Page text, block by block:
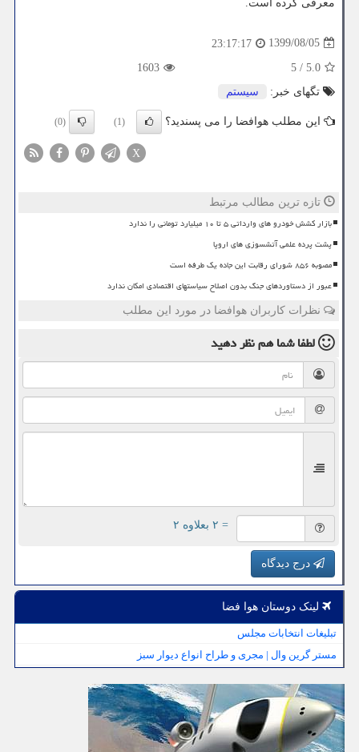
معرفی کرده است.
1399/08/05
23:17:17
5.0
/
5
1603
تگهای خبر:
سیستم
این مطلب هوافضا را می پسندید؟ (1)
(0)
X
تازه ترین مطالب مرتبط
بازار کشش خودرو های وارداتی ۵ تا ۱۰ میلیارد تومانی را ندارد
پشت پرده علمی آتشسوزی های اروپا
مصوبه ۸۵۶ شورای رقابت این جاده یک طرفه است
عبور از دستاوردهای جنگ بدون اصلاح سیاستهای اقتصادی امکان ندارد
نظرات کاربران هوافضا در مورد این مطلب
لطفا شما همنظر دهید
= ۲ بعلاوه ۲
درج دیدگاه
لینک دوستان هوا فضا
تبلیغات انتخابات مجلس
مستر گرین وال | مجری و طراح انواع دیوار سبز